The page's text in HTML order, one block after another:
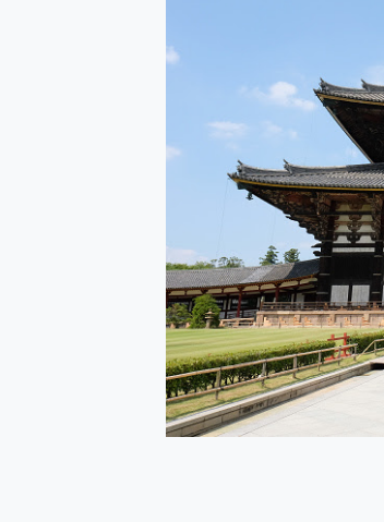
一吸完美對
OPPO 哈
Motorola
近八千元的
ASUS Pad